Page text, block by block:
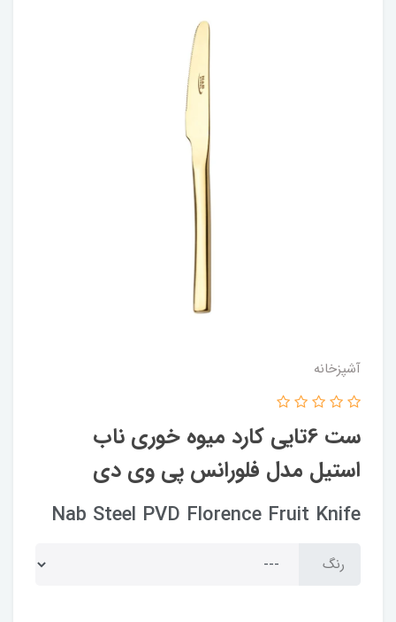
آشپزخانه
ست 6تایی کارد میوه خوری ناب
استیل مدل فلورانس پی وی دی
Nab Steel PVD Florence Fruit Knife
رنگ